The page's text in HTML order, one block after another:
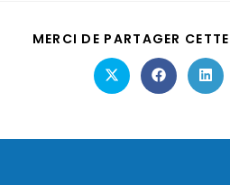
MERCI DE PARTAGER